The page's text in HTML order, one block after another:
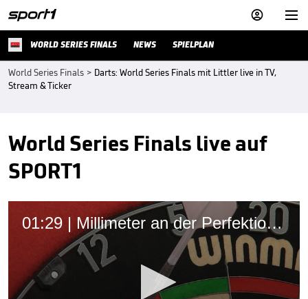


WORLD SERIES FINALS NEWS SPIELPLAN
World Series Finals > Darts: World Series Finals mit Littler live in TV,
Stream & Ticker
World Series Finals live auf
SPORT1
01:29 | Millimeter an der Perfektion vorbei